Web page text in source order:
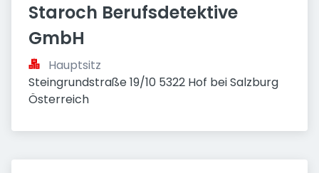
Staroch Berufsdetektive
GmbH
Hauptsitz
Steingrundstraße 19/10 5322 Hof bei Salzburg
Österreich